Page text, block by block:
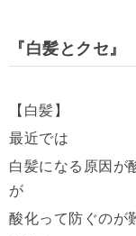
『白髪とクセ』
【白髪】
最近では
白髪になる原因が
が
酸化って防ぐのが